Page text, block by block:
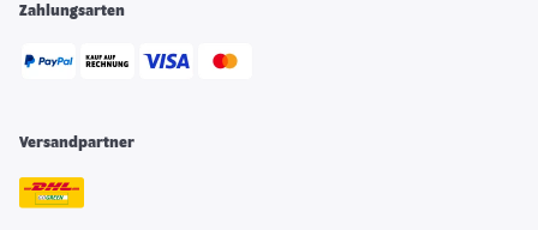
Zahlungsarten
Versandpartner